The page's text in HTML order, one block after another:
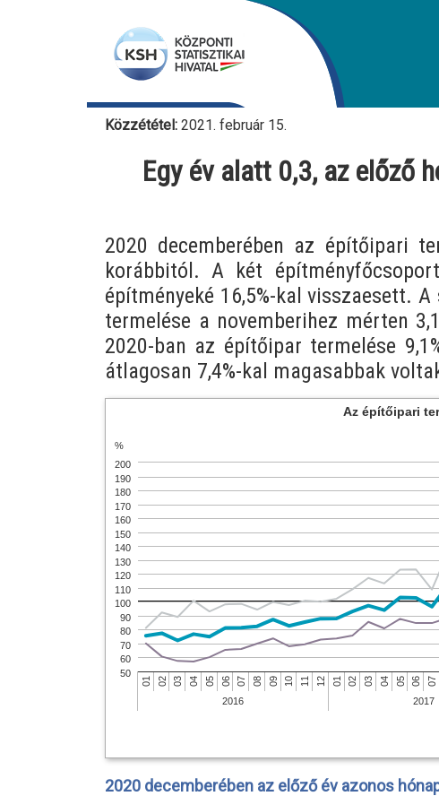
Közzététel: 2021. február 15.
Egy év alatt 0,3, az előző
2020 decemberében az építőipari
korábbitól. A két
építményeké 16,5%-kal visszaesett.
termelése a novemberihez mérten
2020-ban az építőipar termelése
átlagosan 7,4%-kal magasabbak
%
Az építőipari
01
2016
02 03 04 05 06 07 08 09 10 11 12 01
2017
02 03 04 05 06 07
50
60
70
80
90
100
110
120
130
140
150
160
170
180
190
200
2020 decemberében az előző év azonos